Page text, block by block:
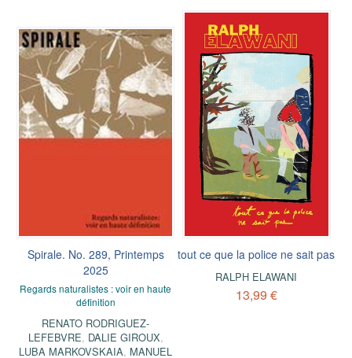
Spirale. No. 289, Printemps
2025
Regards naturalistes : voir en haute
définition
RENATO RODRIGUEZ-
LEFEBVRE, DALIE GIROUX,
LUBA MARKOVSKAIA, MANUEL
tout ce que la police ne sait pas
RALPH ELAWANI
13,99 €